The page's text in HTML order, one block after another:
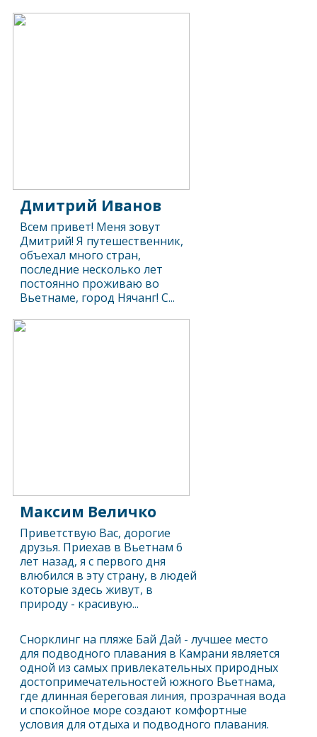
Снорклинг на пляже Бай Дай - лучшее место
для подводного плавания в Камрани является
одной из самых привлекательных природных
достопримечательностей южного Вьетнама,
где длинная береговая линия, прозрачная вода
и спокойное море создают комфортные
условия для отдыха и подводного плавания.
Дмитрий Иванов
Всем привет! Меня зовут
Дмитрий! Я путешественник,
объехал много стран,
последние несколько лет
постоянно проживаю во
Вьетнаме, город Нячанг! С...
Максим Величко
Приветствую Вас, дорогие
друзья. Приехав в Вьетнам 6
лет назад, я с первого дня
влюбился в эту страну, в людей
которые здесь живут, в
природу - красивую...